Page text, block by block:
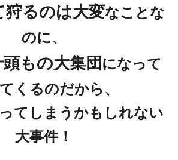
狩るのは大変なことな
のに、
もの大集団 になって
くるのだから、
てしまうかもしれない
大事件！